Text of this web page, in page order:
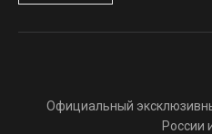
Официальный
России